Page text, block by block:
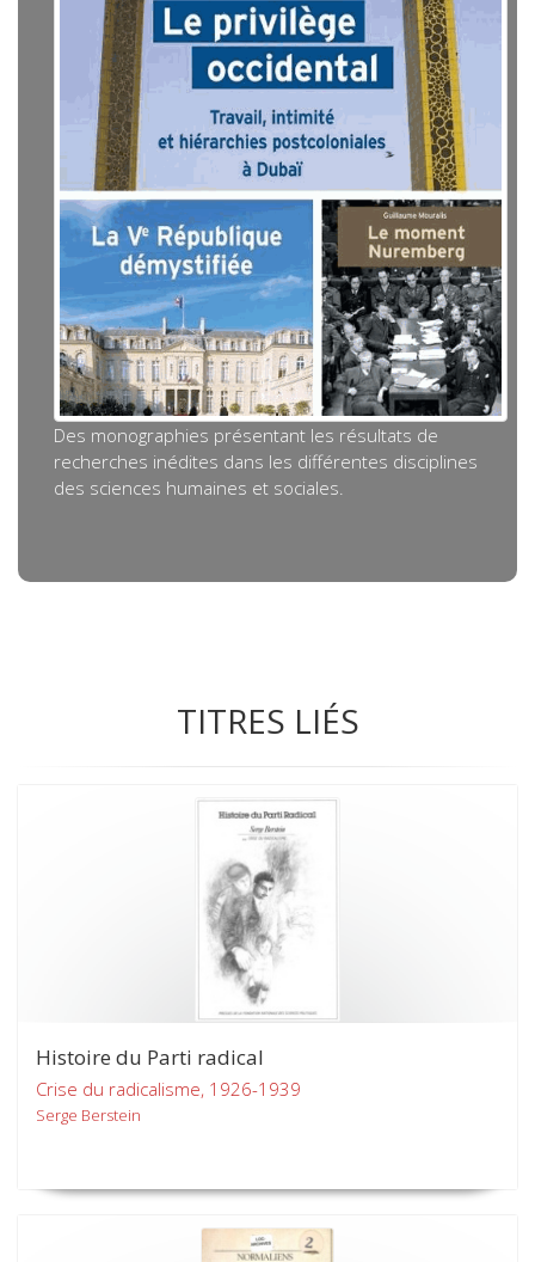
Des monographies présentant les résultats de
recherches inédites dans les différentes disciplines
des sciences humaines et sociales.
TITRES LIÉS
Histoire du Parti radical
Crise du radicalisme, 1926-1939
Serge Berstein